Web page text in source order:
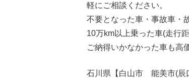
軽にご相談ください。
不要となった車・事故車・
10万km以上乗った車(走行
ご納得いかなかった車も高
石川県【白山市 能美市(